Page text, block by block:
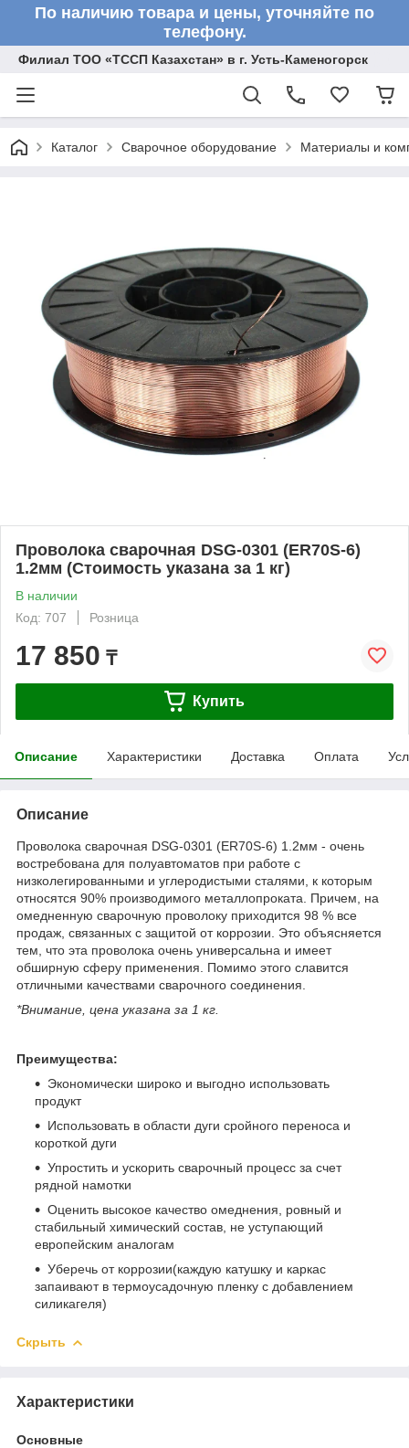
По наличию товара и цены, уточняйте по
телефону.
Филиал ТОО «ТССП Казахстан» в г. Усть-Каменогорск
Каталог Сварочное оборудование Материалы и
Проволока сварочная DSG-0301 (ER70S-6)
1.2мм (Стоимость указана за 1 кг)
В наличии
Код: 707
Розница
17 850 ₸
Купить
Описание Характеристики Доставка Оплата
Описание
Проволока сварочная DSG-0301 (ER70S-6) 1.2мм - очень
востребована для полуавтоматов при работе с
низколегированными и углеродистыми сталями, к которым
относятся 90% производимого металлопроката. Причем, на
омедненную сварочную проволоку приходится 98 % все
продаж, связанных с защитой от коррозии. Это объясняется
тем, что эта проволока очень универсальна и имеет
обширную сферу применения. Помимо этого славится
отличными качествами сварочного соединения.
*Внимание, цена указана за 1 кг.
Преимущества:
Экономически широко и выгодно использовать
продукт
Использовать в области дуги сройного переноса и
короткой дуги
Упростить и ускорить сварочный процесс за счет
рядной намотки
Оценить высокое качество омеднения, ровный и
стабильный химический состав, не уступающий
европейским аналогам
Уберечь от коррозии(каждую катушку и каркас
запаивают в термоусадочную пленку с добавлением
силикагеля)
Скрыть
Характеристики
Основные